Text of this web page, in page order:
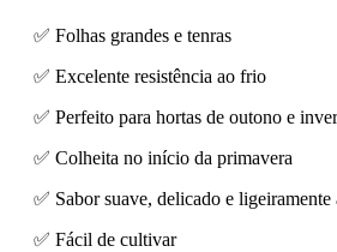
✅ Folhas grandes e tenras
✅ Excelente resistência ao frio
✅ Perfeito para hortas de outono e
✅ Colheita no início da primavera
✅ Sabor suave, delicado e ligeiramente
✅ Fácil de cultivar